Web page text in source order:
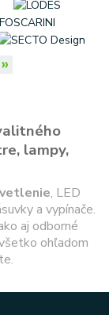
»
lampy,
, LED
a vypínače.
aj odborné
ohľadom